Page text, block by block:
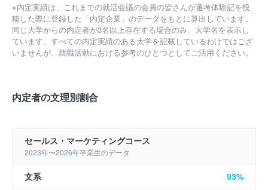
関西学院大学
学習院大学
成蹊大学
東洋大学
明治大学
※内定実績は、これまでの就活会議の会員の皆さんが選考体験記を投
稿した際に登録した「内定企業」のデータをもとに算出しています。
同じ大学からの内定者が3名以上存在する場合のみ、大学名を表示し
ています。すべての内定実績のある大学を記載しているわけではござ
いませんが、就職活動における参考のひとつとしてご活用ください。
内定者の文理別割合
セールス・マーケティングコース
2023年〜2026年卒業生のデータ
文系 93%